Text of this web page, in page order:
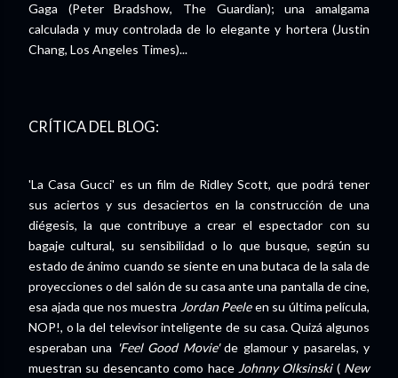
Gaga (Peter Bradshow, The Guardian); una amalgama
calculada y muy controlada de lo elegante y hortera (Justin
Chang, Los Angeles Times)...
CRÍTICA DEL BLOG:
'La Casa Gucci' es un film de Ridley Scott, que podrá tener
sus aciertos y sus desaciertos en la construcción de una
diégesis, la que contribuye a crear el espectador con su
bagaje cultural, su sensibilidad o lo que busque, según su
estado de ánimo cuando se siente en una butaca de la sala de
proyecciones o del salón de su casa ante una pantalla de cine,
esa ajada que nos muestra Jordan Peeleen su última película,
NOP!, o la del televisor inteligente de su casa. Quizá algunos
esperaban una 'Feel Good Movie'de glamour y pasarelas, y
muestran su desencanto como hace Johnny Olksinski ( New